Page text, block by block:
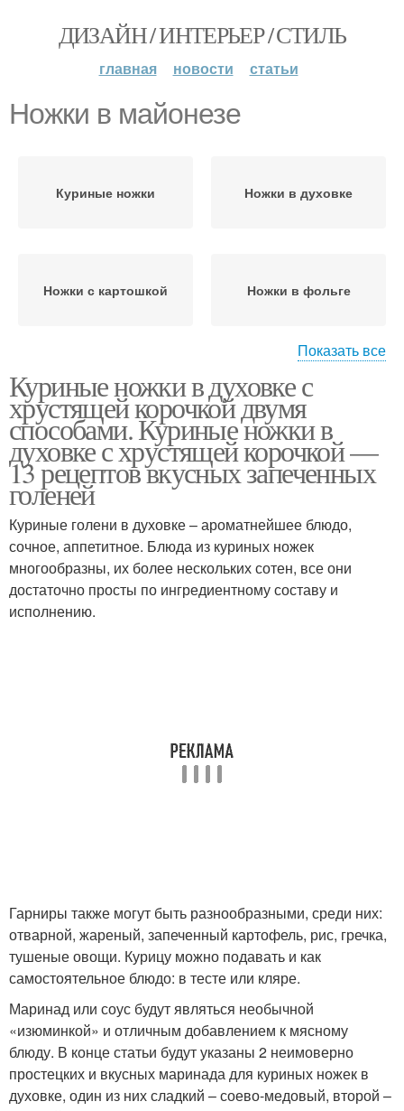
ДИЗАЙН / ИНТЕРЬЕР / СТИЛЬ
главная новости статьи
Ножки в майонезе
Куриные ножки Ножки в духовке
Ножки с картошкой Ножки в фольге
Ножки с луком Ножки в кефире
Ножки в горчично-
медовом маринаде
Ножки в соевом соусе
Ножки с картофелем Ножки на сковороде
Ножки с чесноком Майонез в духовке
Ножки с майонезом
Показать все
Куриные ножки в духовке с
хрустящей корочкой двумя
способами. Куриные ножки в
духовке с хрустящей корочкой —
13 рецептов вкусных запеченных
голеней
Куриные голени в духовке – ароматнейшее блюдо,
сочное, аппетитное. Блюда из куриных ножек
многообразны, их более нескольких сотен, все они
достаточно просты по ингредиентному составу и
исполнению.
Гарниры также могут быть разнообразными, среди них:
отварной, жареный, запеченный картофель, рис, гречка,
тушеные овощи. Курицу можно подавать и как
самостоятельное блюдо: в тесте или кляре.
Маринад или соус будут являться необычной
«изюминкой» и отличным добавлением к мясному
блюду. В конце статьи будут указаны 2 неимоверно
простецких и вкусных маринада для куриных ножек в
духовке, один из них сладкий – соево-медовый, второй –